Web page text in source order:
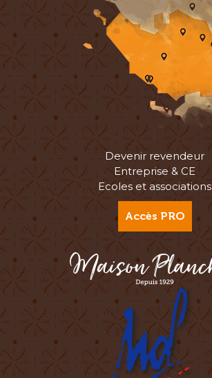
Devenir revendeur
Entreprise & CE
Ecoles et associations
Accès PRO